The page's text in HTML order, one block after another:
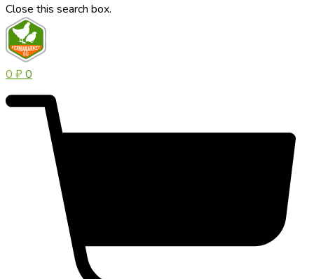
Close this search box.
0 ₽0